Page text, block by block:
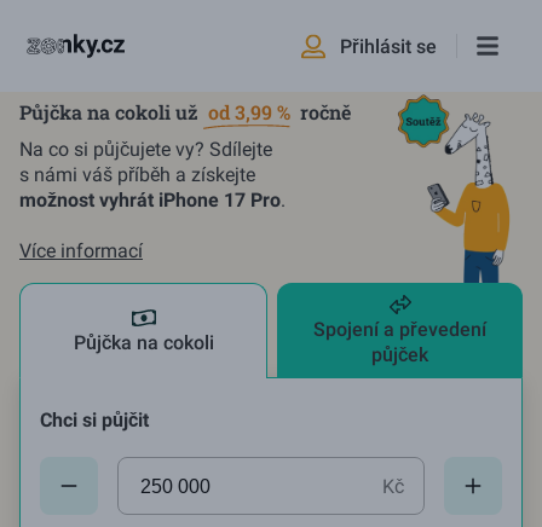
Přihlásit se
Půjčka na cokoli už od 3,99 % ročně
Na co si půjčujete vy? Sdílejte
s námi váš příběh a získejte
možnost vyhrát iPhone 17 Pro.
Více informací
Půjčka na cokoli
Spojení a převedení
půjček
Chci si půjčit
Kč
Aktuální hodnota: